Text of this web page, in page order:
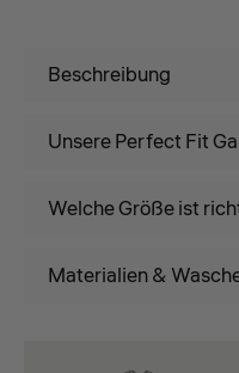
Beschreibung
Unsere Perfect Fit
Welche Größe ist
Materialien &